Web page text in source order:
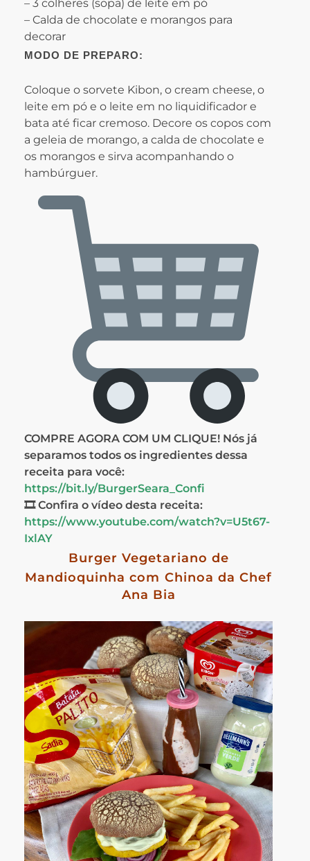
– 3 colheres (sopa) de leite em pó
– Calda de chocolate e morangos para
decorar
MODO DE PREPARO:
Coloque o sorvete Kibon, o cream cheese, o
leite em pó e o leite em no liquidificador e
bata até ficar cremoso. Decore os copos com
a geleia de morango, a calda de chocolate e
os morangos e sirva acompanhando o
hambúrguer.
COMPRE AGORA COM UM CLIQUE! Nós já
separamos todos os ingredientes dessa
receita para você:
https://bit.ly/BurgerSeara_Confi
🎞 Confira o vídeo desta receita:
https://www.youtube.com/watch?v=U5t67-
IxlAY
Burger Vegetariano de
Mandioquinha com Chinoa da Chef
Ana Bia